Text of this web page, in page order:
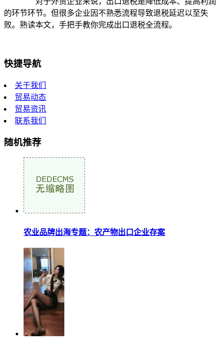
的环节环节。但很多企业因不熟悉流程导致退税延迟以至失
败。熟读本文，手把手教你完成出口退税全流程。
快捷导航
关于我们
贸易动态
贸易资讯
联系我们
随机推荐
农业品牌出海专题：农产物出口企业存案